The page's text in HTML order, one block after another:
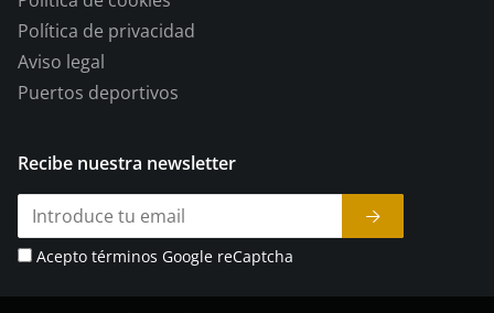
Política de privacidad
Aviso legal
Puertos deportivos
Recibe nuestra newsletter
Acepto términos Google reCaptcha